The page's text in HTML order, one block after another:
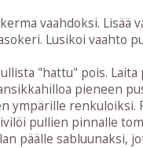
vaahdoksi.
Lusikoi vaahto
"hattu" pois.
pieneen
ympärille renkuloiksi.
pullien pinnalle
päälle sabluunaksi,